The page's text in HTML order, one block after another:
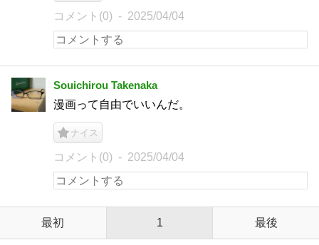
コメント(0) 2025/04/04
Souichirou Takenaka
漫画って自由でいいんだ。
ナイス
コメント(0) 2025/04/04
最初 1 最後